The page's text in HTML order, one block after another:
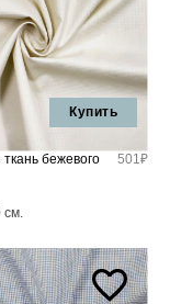
Купить
бежевого
501₽
см.